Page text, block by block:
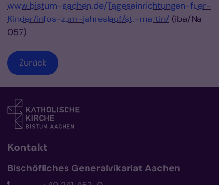
www.bistum-aachen.de/Tageseinrichtungen-fuer-
Kinder/infos-zum-jahreslauf/st.-martin/ (iba/Na
057)
Zurück
Kontakt
Bischöfliches Generalvikariat Aachen